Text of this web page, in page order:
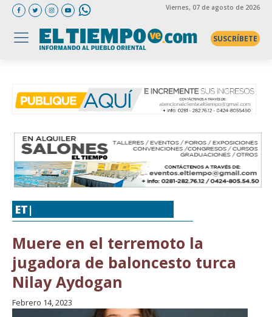
Viernes, 07 de agosto de 2026
SUSCRÍBETE
ET|
Muere en el terremoto la
jugadora de baloncesto turca
Nilay Aydogan
Febrero 14, 2023